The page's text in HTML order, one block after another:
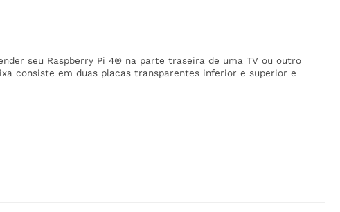
seu Raspberry Pi 4® na parte traseira de uma TV ou outro
consiste em duas placas transparentes inferior e superior e